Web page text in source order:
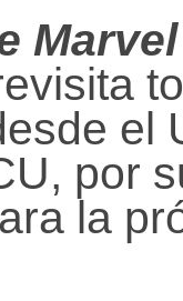
el
por
la